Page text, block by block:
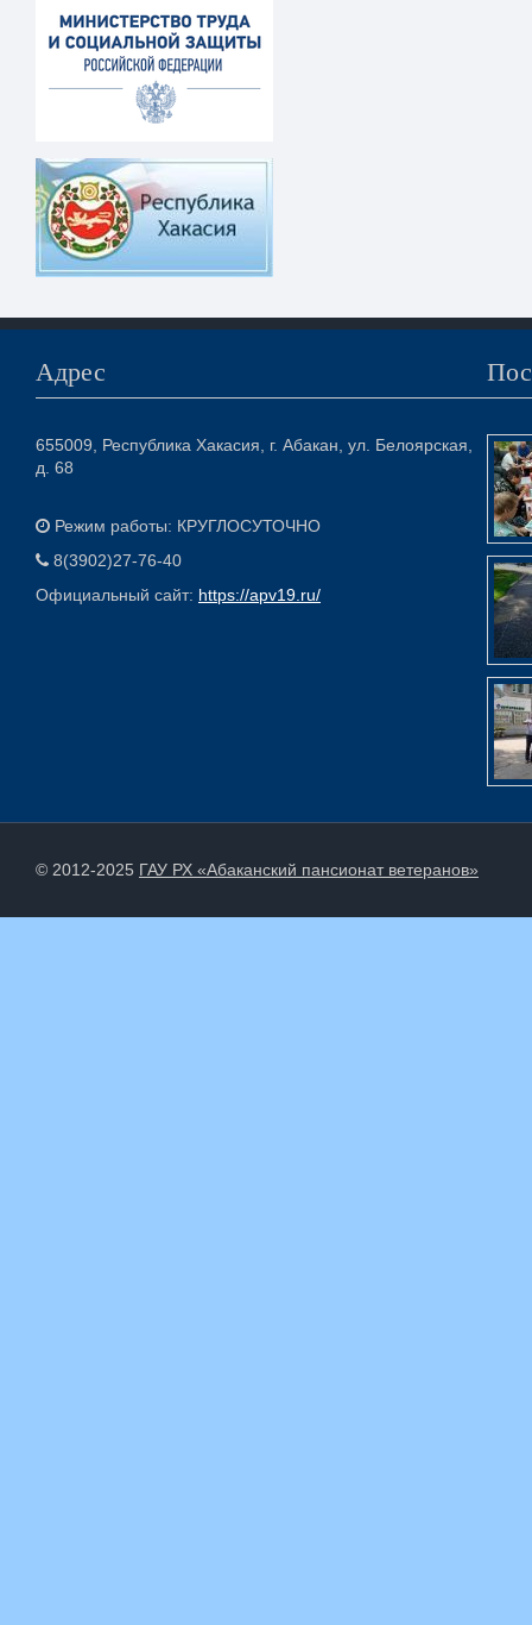
Адрес
655009, Республика Хакасия, г. Абакан, ул. Белоярская,
д. 68
Режим работы: КРУГЛОСУТОЧНО
8(3902)27-76-40
Официальный сайт: https://apv19.ru/
© 2012-2025 ГАУ РХ «Абаканский пансионат ветеранов»